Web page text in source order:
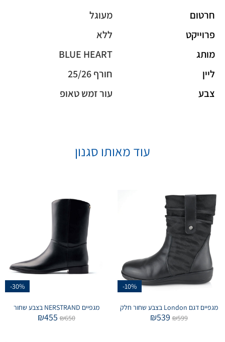
חרטום
מעוגל
פרוייקט
ללא
מותג
BLUE HEART
ליין
חורף 25/26
צבע
עור זמש טאופ
עוד מאותו סגנון
-10%
מגפיים דגם London בצבע שחור חלק
₪599
₪539
-30%
מגפיים NERSTRAND בצבע שחור
₪650
₪455